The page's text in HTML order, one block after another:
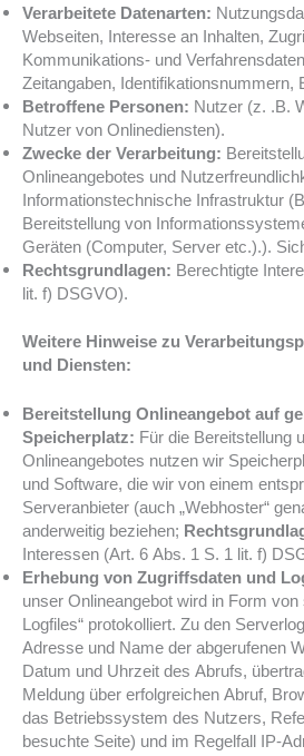
Verarbeitete Datenarten:
Webseiten, Interesse an Inhalten,
Kommunikations- und
Zeitangaben, Identifikationsnummern,
Betroffene Personen: Nutzer (z. .B.
Nutzer von Onlinediensten).
Zwecke der Verarbeitung:
Onlineangebotes und
Informationstechnische Infrastruktur
Bereitstellung von
Geräten (Computer, Server etc.).).
Rechtsgrundlagen: Berechtigte
lit. f) DSGVO).
Weitere Hinweise zu
und Diensten:
Bereitstellung Onlineangebot auf
Speicherplatz: Für die Bereitstellung
Onlineangebotes nutzen wir
und Software, die wir von einem
Serveranbieter (auch „Webhoster“
anderweitig beziehen;
Interessen (Art. 6 Abs. 1 S. 1 lit. f)
Erhebung von Zugriffsdaten und
unser Onlineangebot wird in Form
Logfiles“ protokolliert. Zu den
Adresse und Name der abgerufenen
Datum und Uhrzeit des Abrufs,
Meldung über erfolgreichen Abruf,
das Betriebssystem des Nutzers,
besuchte Seite) und im Regelfall IP-